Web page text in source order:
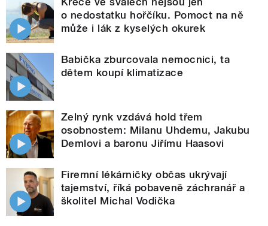
o nedostatku hořčíku. Pomoct na ně
může i lák z kyselých okurek
Babička zburcovala nemocnici, ta
dětem koupí klimatizace
Zelný rynk vzdává hold třem
osobnostem: Milanu Uhdemu, Jakubu
Demlovi a baronu Jiřímu Haasovi
Firemní lékárničky občas ukrývají
tajemství, říká pobaveně záchranář a
školitel Michal Vodička